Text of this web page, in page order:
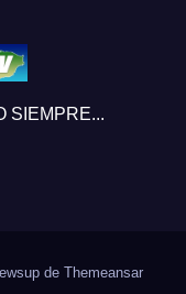
SIEMPRE...
de Themeansar